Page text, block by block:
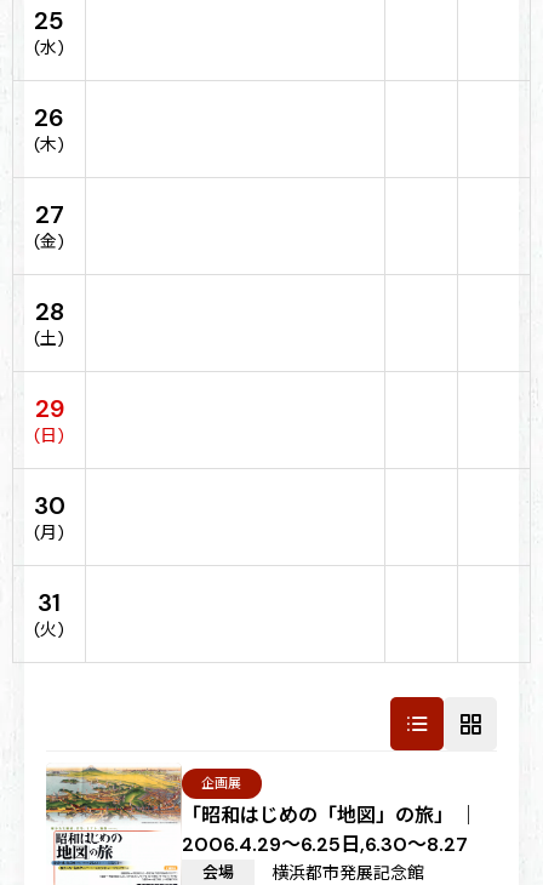
25
(水)
26
(木)
27
(金)
28
(土)
29
(日)
30
(月)
31
(火)
「昭和はじめの「地図」の旅」 ｜
2006.4.29～6.25日,6.30～8.27
企画展
会場 横浜都市発展記念館